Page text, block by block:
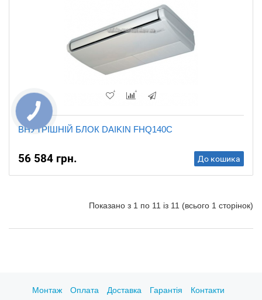
ВНУТРІШНІЙ БЛОК DAIKIN FHQ140C
56 584 грн. До кошика
Показано з 1 по 11 із 11 (всього 1 сторінок)
Монтаж Оплата Доставка Гарантія Контакти